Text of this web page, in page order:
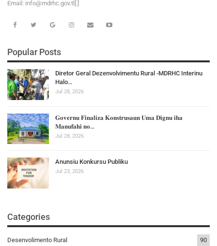
Email: info@md rhc.gov.tl[:]
Popular Posts
Diretor Geral Dezenvolvimentu Rural -MDRHC Interinu
Halo…
Jul 28, 2026
𝐆𝐨𝐯𝐞𝐫𝐧𝐮 𝐅𝐢𝐧𝐚𝐥𝐢𝐳𝐚 𝐊𝐨𝐧𝐬𝐭𝐫𝐮𝐬𝐚𝐮𝐧 𝐔𝐦𝐚 𝐃𝐢𝐠𝐧𝐮 𝐢𝐡𝐚
𝐌𝐚𝐧𝐮𝐟𝐚𝐡𝐢 𝐧𝐨…
Jul 28, 2026
Anunsiu Konkursu Publiku
Jul 23, 2026
Categories
Desenvolimento Rural 90